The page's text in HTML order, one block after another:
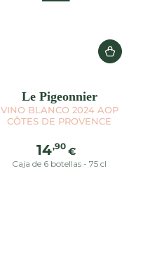
Le Pigeonnier
VINO BLANCO 2024 AOP
CÔTES DE PROVENCE
Precio
regular
14,90 €
Caja de 6 botellas - 75 cl